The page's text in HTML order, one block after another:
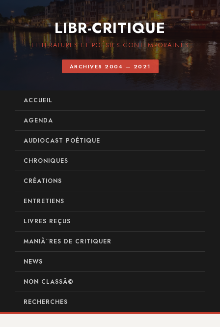
LIBR-CRITIQUE
LITTÉRATURES ET POÉSIES CONTEMPORAINES
ARCHIVES 2004 — 2021
ACCUEIL
AGENDA
AUDIOCAST POÉTIQUE
CHRONIQUES
CRÉATIONS
ENTRETIENS
LIVRES REÇUS
MANIÃ¨RES DE CRITIQUER
NEWS
NON CLASSÃ©
RECHERCHES